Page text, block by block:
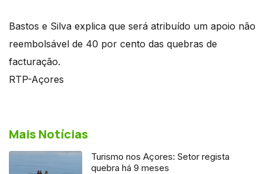
Bastos e Silva explica que será atribuído um apoio não
reembolsável de 40 por cento das quebras de
facturação.
RTP-Açores
Mais Notícias
Turismo nos Açores: Setor regista
quebra há 9 meses